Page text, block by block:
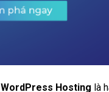
WordPress Hosting là